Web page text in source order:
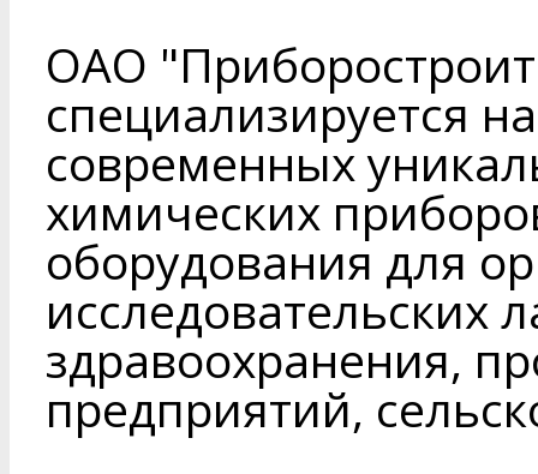
ОАО
специализируется
современных
химических
оборудования для
исследовательских
здравоохранения,
предприятий,